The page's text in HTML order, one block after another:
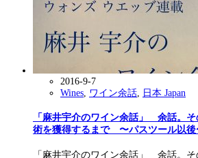
2016-9-7
Wines ワイン余話 日本 Japan
「麻井宇介のワイン余話」 余話。
術を獲得するまで 〜パスツール以
「麻井宇介のワイン余話」 余話。